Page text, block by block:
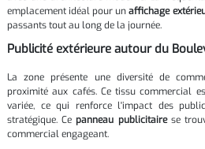
emplacement idéal pour unaffichage
passants tout au long de la journée.
Publicité extérieure autour du
La zone présente une diversité de
proximité aux cafés. Ce tissu commercial
variée, ce qui renforce l'impact des
stratégique. Ce panneau publicitairese
commercial engageant.